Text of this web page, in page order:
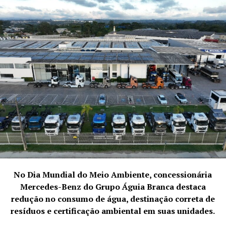
curadoria do evento, garantindo que o conteúdo
apresentado seja tanto prático quanto inovador. “Nossa
meta é fornecer um panorama abrangente das melhores
práticas em reestruturação de empresas e gestão,
capacitando profissionais e empresas a navegar com
sucesso por esses desafios,” afirma Dra. Farias.
(Dra. Jéssica Farias, advogada, administradora judicial e
No Dia Mundial do Meio Ambiente, concessionária
Mercedes-Benz do Grupo Águia Branca destaca
redução no consumo de água, destinação correta de
resíduos e certificação ambiental em suas unidades.